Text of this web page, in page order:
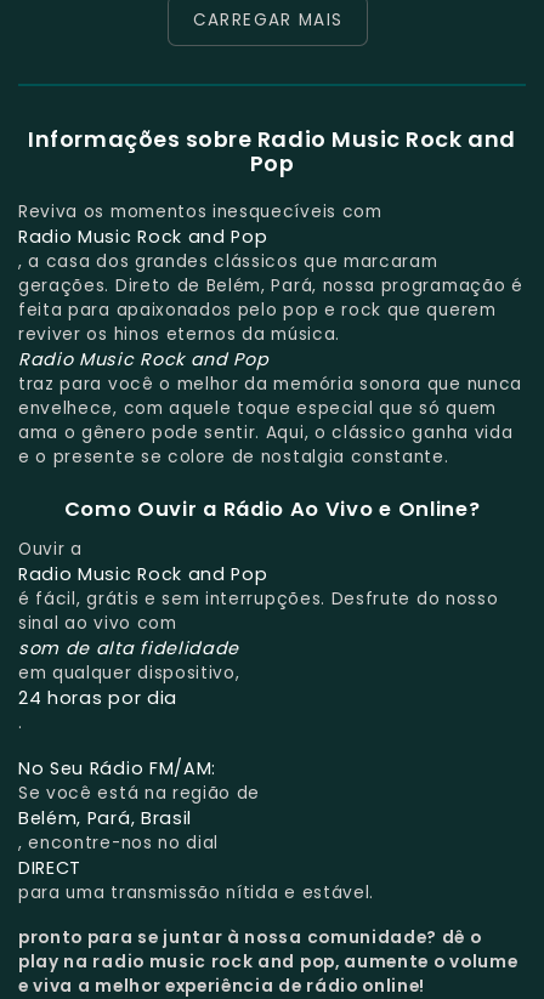
CARREGAR MAIS
Informações sobre Radio Music Rock and
Pop
Reviva os momentos inesquecíveis com
Radio Music Rock and Pop
, a casa dos grandes clássicos que marcaram
gerações. Direto de Belém, Pará, nossa programação é
feita para apaixonados pelo pop e rock que querem
reviver os hinos eternos da música.
Radio Music Rock and Pop
traz para você o melhor da memória sonora que nunca
envelhece, com aquele toque especial que só quem
ama o gênero pode sentir. Aqui, o clássico ganha vida
e o presente se colore de nostalgia constante.
Como Ouvir a Rádio Ao Vivo e Online?
Ouvir a
Radio Music Rock and Pop
é fácil, grátis e sem interrupções. Desfrute do nosso
sinal ao vivo com
som de alta fidelidade
em qualquer dispositivo,
24 horas por dia
.
No Seu Rádio FM/AM:
Se você está na região de
Belém, Pará, Brasil
, encontre-nos no dial
DIRECT
para uma transmissão nítida e estável.
pronto para se juntar à nossa comunidade? dê o
play na radio music rock and pop, aumente o volume
e viva a melhor experiência de rádio online!